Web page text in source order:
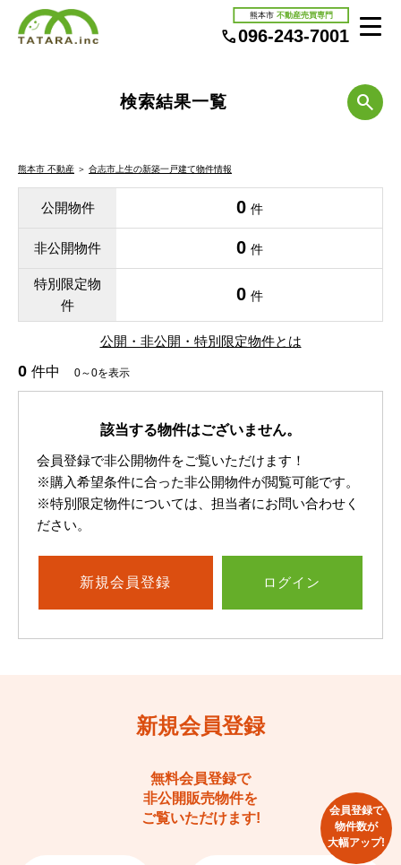
熊本市 不動産売買専門
096-243-7001
検索結果一覧
熊本市 不動産 ＞ 合志市上生の新築一戸建て物件情報
公開物件 0 件
非公開物件 0 件
特別限定物
件
0 件
公開・非公開・特別限定物件とは
0 件中 0～0を表示
該当する物件はございません。
会員登録で非公開物件をご覧いただけます！
※購入希望条件に合った非公開物件が閲覧可能です。
※特別限定物件については、担当者にお問い合わせく
ださい。
新規会員登録 ログイン
新規会員登録
無料会員登録で
非公開販売物件を
ご覧いただけます!
会員登録で
物件数が
大幅アップ!